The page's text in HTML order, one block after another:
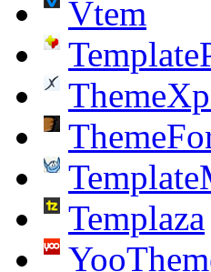
Vtem
Templaza